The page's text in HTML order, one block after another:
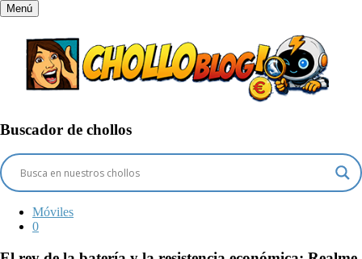
Menú
Buscador de chollos
Móviles
0